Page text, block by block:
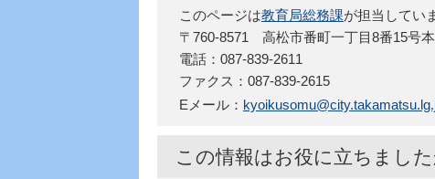
このページは教育局総務課が担当してい
〒760-8571 高松市番町一丁目8番15号
電話：087-839-2611
ファクス：087-839-2615
Eメール：
この情報はお役に立ちました